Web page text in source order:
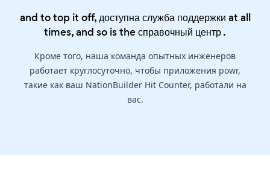
and to top it off, доступна служба поддержки at all
times, and so is theсправочный центр.
Кроме того, наша команда опытных инженеров
работает круглосуточно, чтобы приложения powr,
такие как ваш NationBuilder Hit Counter, работали на
вас.